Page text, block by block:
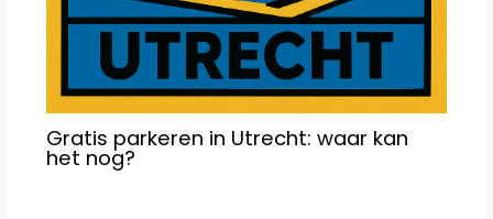
Gratis parkeren in Utrecht: waar kan
het nog?